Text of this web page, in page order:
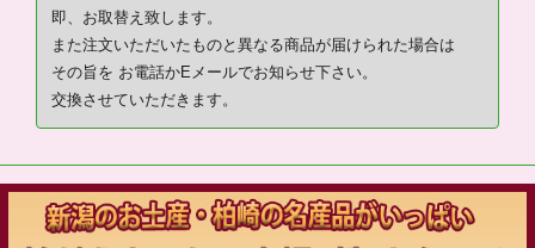
即、お取替え致します。
また注文いただいたものと異なる商品が届けられた場合は
その旨を お電話かEメールでお知らせ下さい。
交換させていただきます。